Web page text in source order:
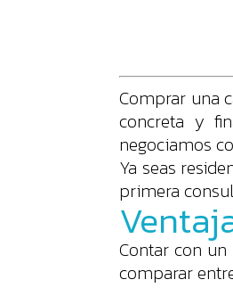
Comprar una
concreta y
negociamos
Ya seas
primera
Contar con
comparar